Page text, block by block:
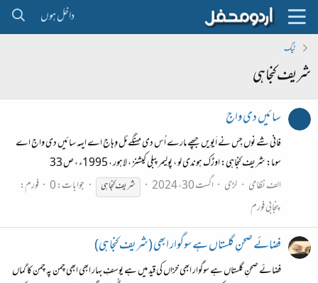
داخل ہوں
ٹیگ
شریف کنجاہی
سائیں دی واج
فانی شے نوں جِس نے اَیویں جپھے مارے اُس دی مہنگے مُل وِہاج اے ایہہ سائیں دی واج اے
سوما: شریف کنجاہی: اوڑک ہوندی لو ، پولیمر پبلی کیشنز ، لاہور ، 1995ء ، ص 33
الف نظامی
لڑی اگست 30، 2024 شریفکنجاہی جوابات: 0
فورم:
پنجابی فورم
فضائے صحنِ گلستاں ہے سوگوار ابھی (شریف کنجاہی)
فضائے صحنِ گلستاں ہے سوگوار ابھی خزاں کی قید میں ہے یوسفِ بہار ابھی ابھی چمن پہ چمن کا گماں